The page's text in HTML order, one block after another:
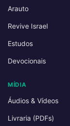
Arauto
Revive Israel
Estudos
Devocionais
MÍDIA
Áudios & Vídeos
Livraria (PDFs)